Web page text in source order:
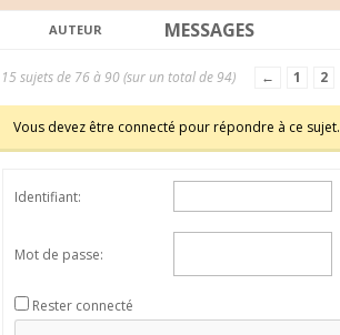
AUTEUR MESSAGES
15 sujets de 76 à 90 (sur un total de 94) ← 1 2
Vous devez être connecté pour répondre à ce sujet.
Identifiant:
Mot de passe:
Rester connecté